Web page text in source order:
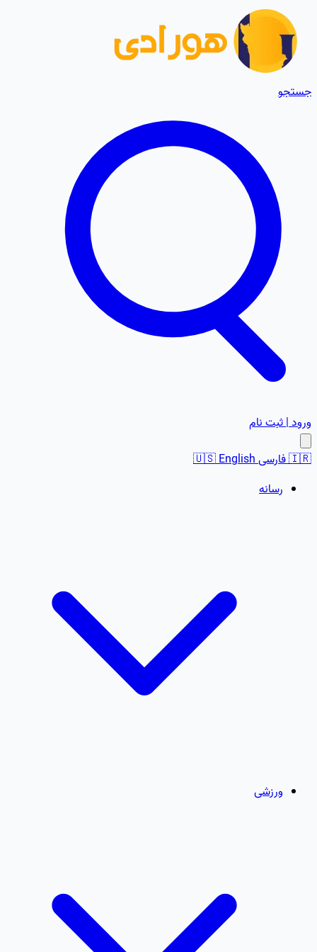
جستجو
ورود | ثبت نام
🇮🇷فارسی 🇺🇸English
رسانه
ورزشی